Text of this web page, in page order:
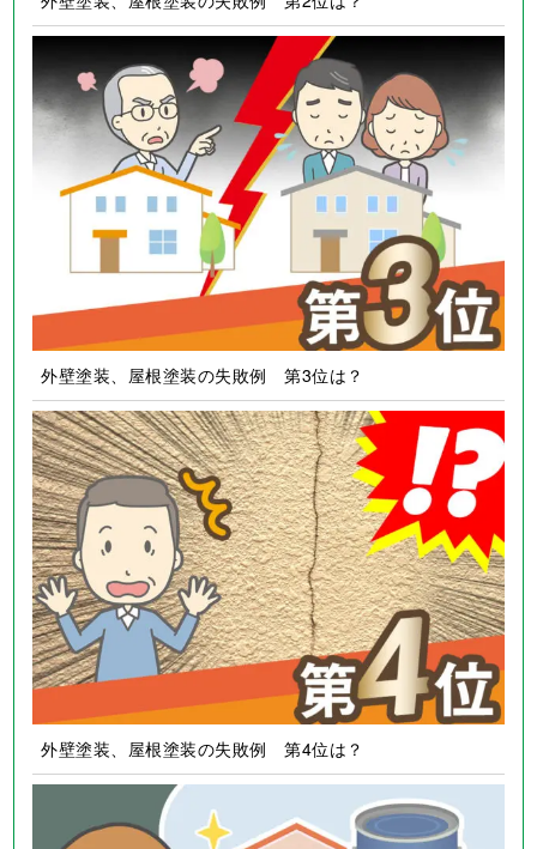
外壁塗装、屋根塗装の失敗例 第3位は？
外壁塗装、屋根塗装の失敗例 第4位は？